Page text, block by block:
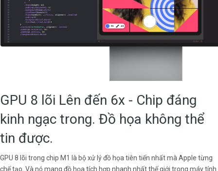
GPU 8 lõi Lên đến 6x - Chip đáng
kinh ngạc trong. Đồ họa không thể
tin được.
GPU 8 lõi trong chip M1 là bộ xử lý đồ họa tiên tiến nhất mà Apple từng
chế tạo. Và nó mang đồ họa tích hợp nhanh nhất thế giới trong máy tính